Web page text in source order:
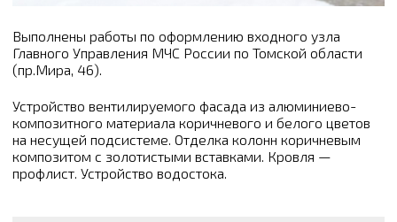
Выполнены работы по оформлению входного узла
Главного Управления МЧС России по Томской области
(пр.Мира, 46).
Устройство вентилируемого фасада из алюминиево-
композитного материала коричневого и белого цветов
на несущей подсистеме. Отделка колонн коричневым
композитом с золотистыми вставками. Кровля —
профлист. Устройство водостока.